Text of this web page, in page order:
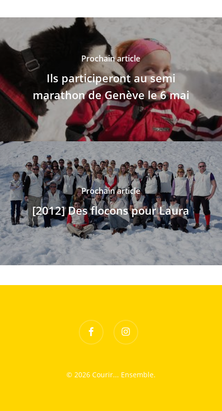
Prochain article
Ils participeront au semi
marathon de Genève le 6 mai
Prochain article
[2012] Des flocons pour Laura
facebook instagram
© 2026 Courir... Ensemble.